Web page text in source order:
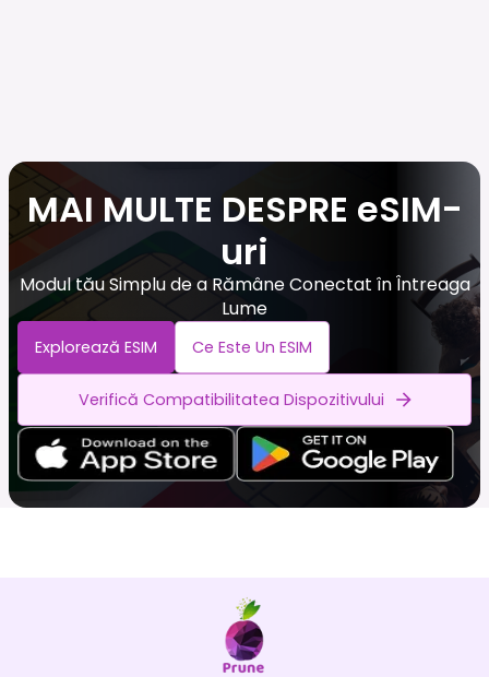
MAI MULTE DESPRE eSIM-
uri
Modul tău Simplu de a Rămâne Conectat în Întreaga
Lume
Explorează ESIM Ce Este Un ESIM
Verifică Compatibilitatea Dispozitivului